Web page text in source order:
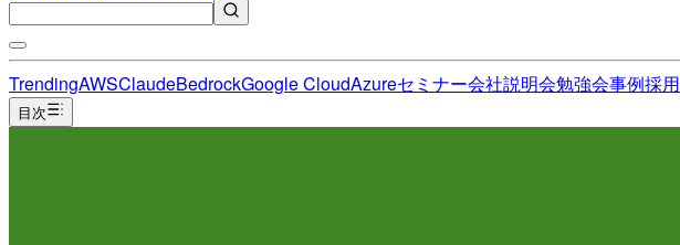
TrendingAWSClaudeBedrockGoogle CloudAzureセミナー会社説明会勉強会事例採用
目次